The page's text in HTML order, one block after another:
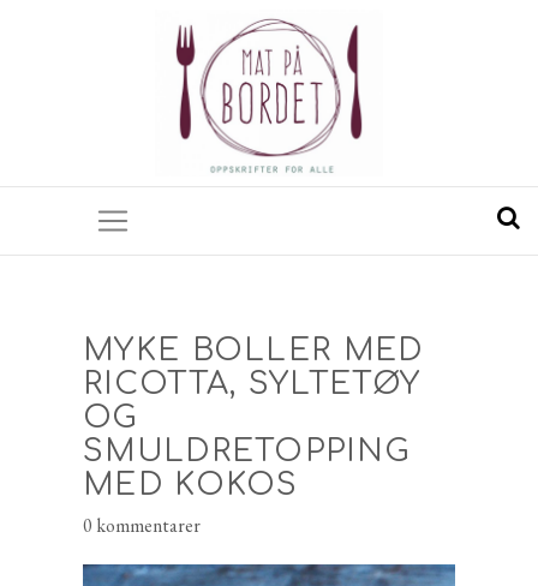
MYKE BOLLER MED
RICOTTA, SYLTETØY
OG
SMULDRETOPPING
MED KOKOS
0 kommentarer